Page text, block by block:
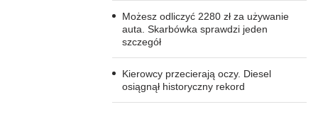
Możesz odliczyć 2280 zł za używanie
auta. Skarbówka sprawdzi jeden
szczegół
Kierowcy przecierają oczy. Diesel
osiągnął historyczny rekord